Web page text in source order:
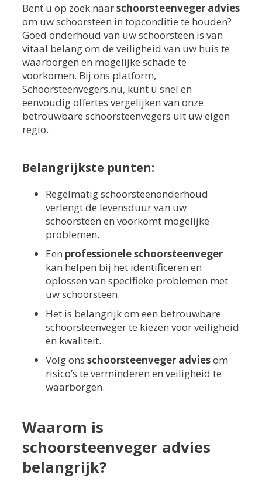
Bent u op zoek naarschoorsteenveger advies
om uw schoorsteen in topconditie te houden?
Goed onderhoud van uw schoorsteen is van
vitaal belang om de veiligheid van uw huis te
waarborgen en mogelijke schade te
voorkomen. Bij ons platform,
Schoorsteenvegers.nu, kunt u snel en
eenvoudig offertes vergelijken van onze
betrouwbare schoorsteenvegers uit uw eigen
regio.
Belangrijkste punten:
Regelmatig schoorsteenonderhoud
verlengt de levensduur van uw
schoorsteen en voorkomt mogelijke
problemen.
Een professionele schoorsteenveger
kan helpen bij het identificeren en
oplossen van specifieke problemen met
uw schoorsteen.
Het is belangrijk om een betrouwbare
schoorsteenveger te kiezen voor veiligheid
en kwaliteit.
Volg ons schoorsteenveger adviesom
risico’s te verminderen en veiligheid te
waarborgen.
Waarom is
schoorsteenveger advies
belangrijk?